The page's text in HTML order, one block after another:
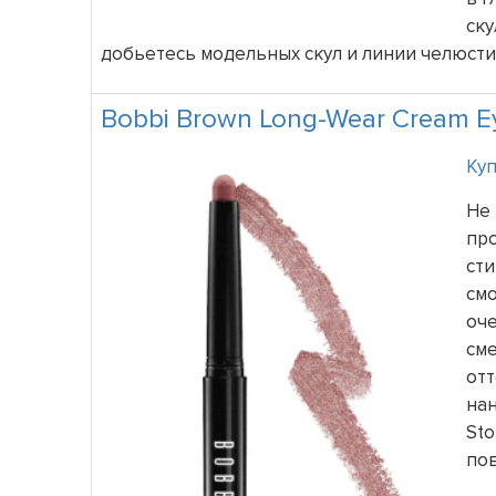
добьетесь модельных скул и линии
Bobbi Brown Long-Wear Cream
Не